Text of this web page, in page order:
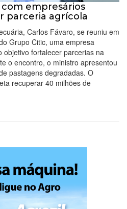
empresários
parceria agrícola
Carlos Fávaro, se reuniu em
Grupo Citic, uma empresa
objetivo fortalecer parcerias na
o encontro, o ministro apresentou
pastagens degradadas. O
recuperar 40 milhões de